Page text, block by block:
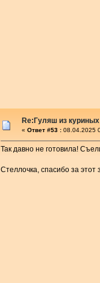
Re:Гуляш из
« Ответ #53 : 08.04.2025
Так давно не готовила!
Стеллочка, спасибо за